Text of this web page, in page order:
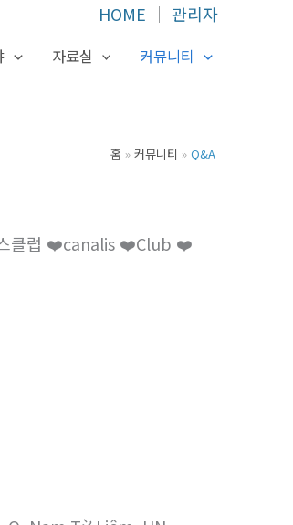
HOME │ 관리자
자료실 커뮤니티
홈 커뮤니티 Q&A
스클럽 ❤️canalis ❤️Club ❤️